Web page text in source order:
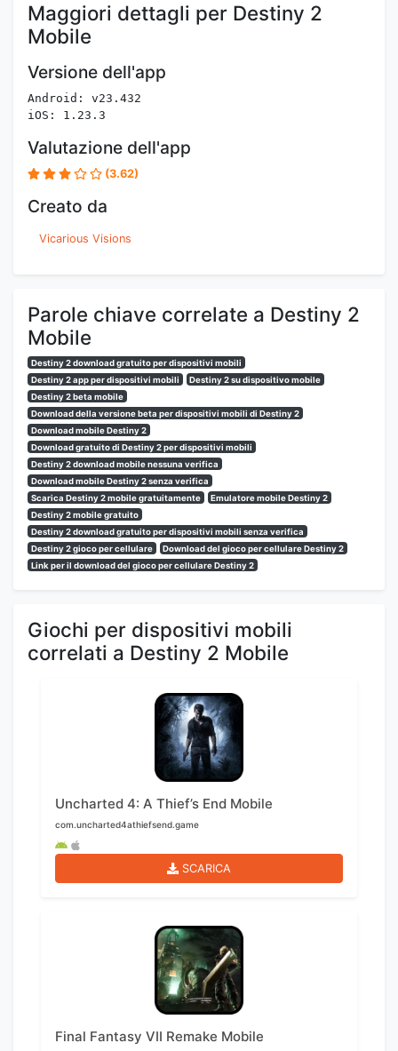
Maggiori dettagli per Destiny 2
Mobile
Versione dell'app
Android: v23.432
iOS: 1.23.3
Valutazione dell'app
(3.62)
Creato da
Vicarious Visions
Parole chiave correlate a Destiny 2
Mobile
Destiny 2 download gratuito per dispositivi mobili
Destiny 2 app per dispositivi mobili
Destiny 2 su dispositivo mobile
Destiny 2 beta mobile
Download della versione beta per dispositivi mobili di Destiny 2
Download mobile Destiny 2
Download gratuito di Destiny 2 per dispositivi mobili
Destiny 2 download mobile nessuna verifica
Download mobile Destiny 2 senza verifica
Scarica Destiny 2 mobile gratuitamente
Emulatore mobile Destiny 2
Destiny 2 mobile gratuito
Destiny 2 download gratuito per dispositivi mobili senza verifica
Destiny 2 gioco per cellulare
Download del gioco per cellulare Destiny 2
Link per il download del gioco per cellulare Destiny 2
Giochi per dispositivi mobili
correlati a Destiny 2 Mobile
Uncharted 4: A Thief’s End Mobile
com.uncharted4athiefsend.game
SCARICA
Final Fantasy VII Remake Mobile